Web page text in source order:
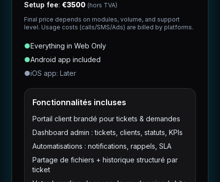
Setup fee: €3500 (hors TVA)
Final price depends on modules, volume, and support
level. Usage costs (calls/SMS/Ads) are billed by platforms.
●Everything in Web Only
●Android app included
●iOS app: Later
Fonctionnalités incluses
Portail client brandé pour tickets & demandes
Dashboard admin : tickets, clients, statuts, KPIs
Automatisations : notifications, rappels, SLA
Partage de fichiers + historique structuré par
ticket